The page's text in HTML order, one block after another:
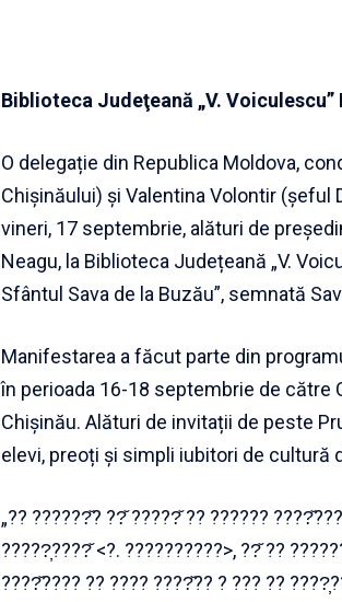
Biblioteca Judeţeană „V. Voiculescu”
O delegație din Republica Moldova,
Chișinăului) și Valentina Volontir (șeful
vineri, 17 septembrie, alături de
Neagu, la Biblioteca Județeană „V.
Sfântul Sava de la Buzău”, semnată
Manifestarea a făcut parte din
în perioada 16-18 septembrie de către
Chișinău. Alături de invitații de peste
elevi, preoți și simpli iubitori de cultură
„?? ??????̆? ??̆ ?????̆ ?? ??????
?????̦????̆ <?. ??????????>, ??̆ ??
????̆???? ?? ???? ????̆?? ? ??? ??